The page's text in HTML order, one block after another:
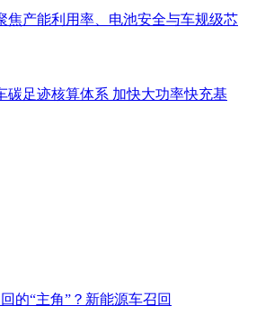
焦产能利用率、电池安全与车规级芯
碳足迹核算体系 加快大功率快充基
的“主角”？新能源车召回